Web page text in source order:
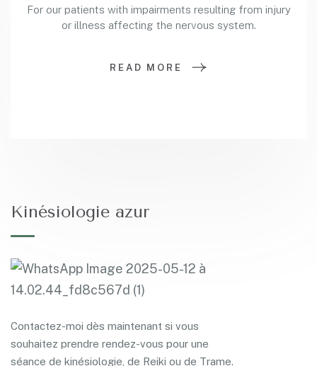
For our patients with impairments resulting from injury
or illness affecting the nervous system.
READ MORE
Kinésiologie azur
Contactez-moi dès maintenant si vous
souhaitez prendre rendez-vous pour une
séance de kinésiologie, de Reiki ou de Trame.